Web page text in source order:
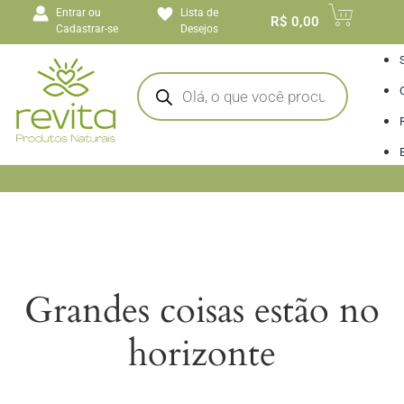
conteúdoEntrar ou
Cadastrar-se
Lista de
Desejos
R$ 0,00
Grandes coisas estão no
horizonte